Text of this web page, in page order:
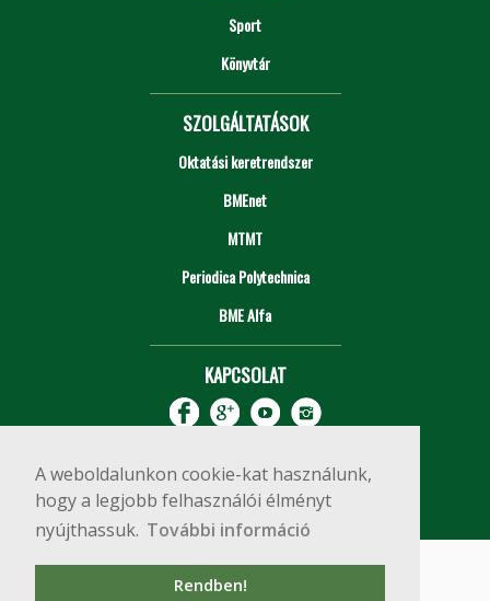
A weboldalunkon cookie-kat használunk,
hogy a legjobb felhasználói élményt
nyújthassuk. További információ
Rendben!
Sport
Könyvtár
SZOLGÁLTATÁSOK
Oktatási keretrendszer
BMEnet
MTMT
Periodica Polytechnica
BME Alfa
KAPCSOLAT
Copyright © 2020 BME Építőmérnöki Kar
1111 Budapest, Műegyetem rkp. 3.